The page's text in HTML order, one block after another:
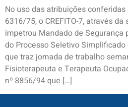
No uso das atribuições
6316/75, o CREFITO-7, através
impetrou Mandado de Segurança
do Processo Seletivo
que traz jornada de trabalho
Fisioterapeuta e Terapeuta
nº 8856/94 que […]